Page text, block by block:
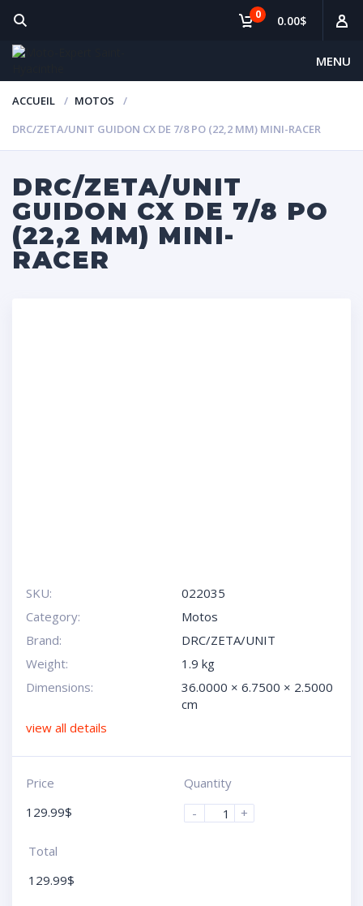
MENU
0 0.00$
ACCUEIL
MOTOS
DRC/ZETA/UNIT GUIDON CX DE 7/8 PO (22,2 MM) MINI-RACER
DRC/ZETA/UNIT
GUIDON CX DE 7/8 PO
(22,2 MM) MINI-
RACER
SKU:
022035
Category:
Motos
Brand:
DRC/ZETA/UNIT
Weight:
1.9 kg
Dimensions:
36.0000 × 6.7500 × 2.5000
cm
view all details
Price
129.99$
Quantity
-
+
Total
129.99$